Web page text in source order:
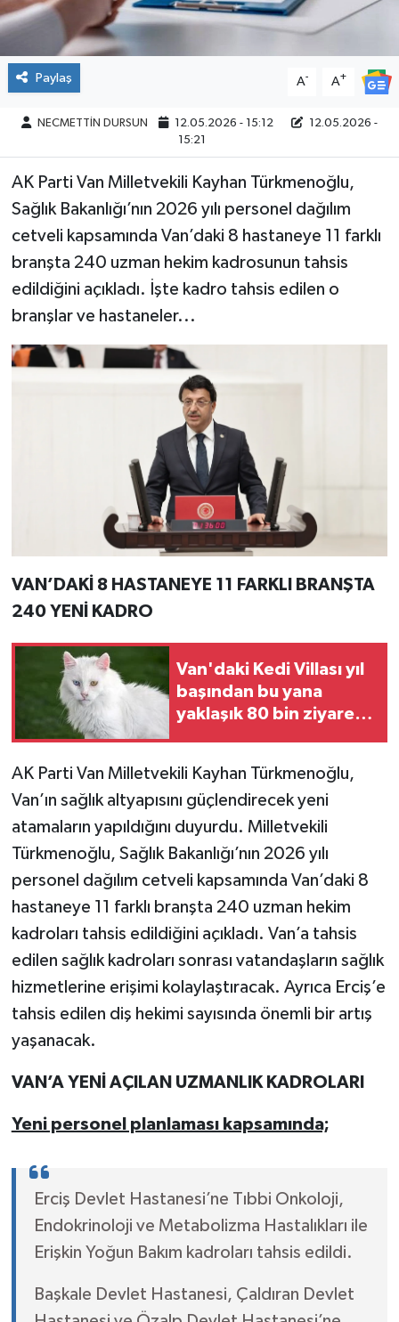
Paylaş A- A+
NECMETTİN DURSUN 12.05.2026 - 15:12
12.05.2026 -
15:21
AK Parti Van Milletvekili Kayhan Türkmenoğlu,
Sağlık Bakanlığı’nın 2026 yılı personel dağılım
cetveli kapsamında Van’daki 8 hastaneye 11 farklı
branşta 240 uzman hekim kadrosunun tahsis
edildiğini açıkladı. İşte kadro tahsis edilen o
branşlar ve hastaneler...
VAN’DAKİ 8 HASTANEYE 11 FARKLI BRANŞTA
240 YENİ KADRO
Van'daki Kedi Villası yıl
başından bu yana
yaklaşık 80 bin ziyaretçi
AK Parti Van Milletvekili Kayhan Türkmenoğlu,
Van’ın sağlık altyapısını güçlendirecek yeni
atamaların yapıldığını duyurdu. Milletvekili
Türkmenoğlu, Sağlık Bakanlığı’nın 2026 yılı
personel dağılım cetveli kapsamında Van’daki 8
hastaneye 11 farklı branşta 240 uzman hekim
kadroları tahsis edildiğini açıkladı. Van’a tahsis
edilen sağlık kadroları sonrası vatandaşların sağlık
hizmetlerine erişimi kolaylaştıracak. Ayrıca Erciş’e
tahsis edilen diş hekimi sayısında önemli bir artış
yaşanacak.
VAN’A YENİ AÇILAN UZMANLIK KADROLARI
Yeni personel planlaması kapsamında;
Erciş Devlet Hastanesi’ne Tıbbi Onkoloji,
Endokrinoloji ve Metabolizma Hastalıkları ile
Erişkin Yoğun Bakım kadroları tahsis edildi.
Başkale Devlet Hastanesi, Çaldıran Devlet